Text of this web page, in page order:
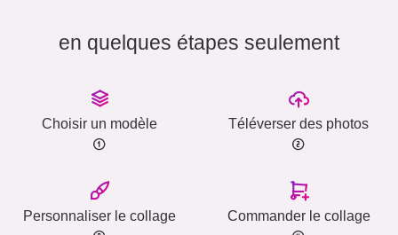
en quelques étapes seulement
Choisir un modèle Téléverser des photos
Personnaliser le collage Commander le collage